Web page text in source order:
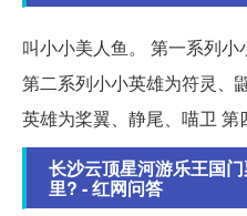
叫小小美人鱼。 第一系列
第二系列小小英雄为符灵、
英雄为桨翼、静尾、喵卫 第
长沙云顶星河游乐王国
里? - 红网问答